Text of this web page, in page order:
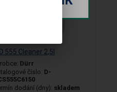
555 Cleaner 2,5l
Dürr
číslo: D-
dodání (dny): skladem